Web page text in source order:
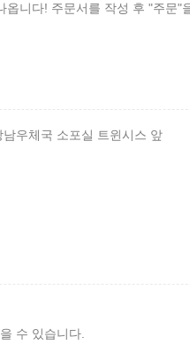
옵니다! 주문서를 작성 후 "주문"
우체국 소포실 트윈시스 앞
수 있습니다.